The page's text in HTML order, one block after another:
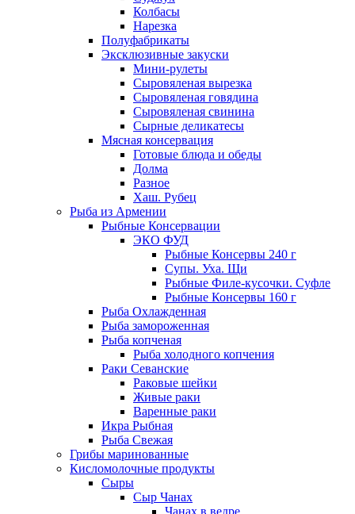
Колбасы
Нарезка
Полуфабрикаты
Эксклюзивные закуски
Мини-рулеты
Сыровяленая вырезка
Сыровяленая говядина
Сыровяленая свинина
Сырные деликатесы
Мясная консервация
Готовые блюда и обеды
Долма
Разное
Хаш. Рубец
Рыба из Армении
Рыбные Консервации
ЭКО ФУД
Рыбные Консервы 240 г
Супы. Уха. Щи
Рыбные Филе-кусочки. Суфле
Рыбные Консервы 160 г
Рыба Охлажденная
Рыба замороженная
Рыба копченая
Рыба холодного копчения
Раки Севанские
Раковые шейки
Живые раки
Варенные раки
Икра Рыбная
Рыба Свежая
Грибы маринованные
Кисломолочные продукты
Сыры
Сыр Чанах
Чанах в ведре